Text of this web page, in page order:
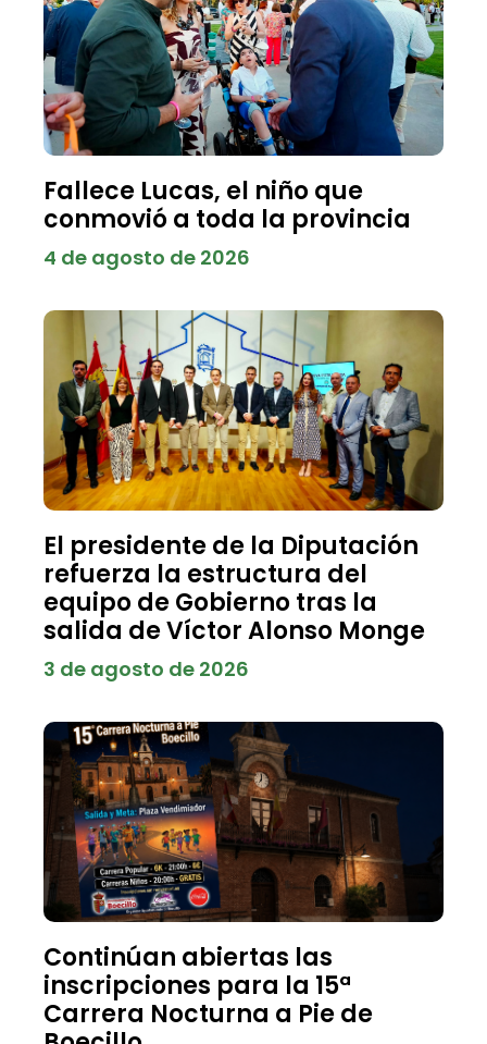
Fallece Lucas, el niño que
conmovió a toda la provincia
4 de agosto de 2026
El presidente de la Diputación
refuerza la estructura del
equipo de Gobierno tras la
salida de Víctor Alonso Monge
3 de agosto de 2026
Continúan abiertas las
inscripciones para la 15ª
Carrera Nocturna a Pie de